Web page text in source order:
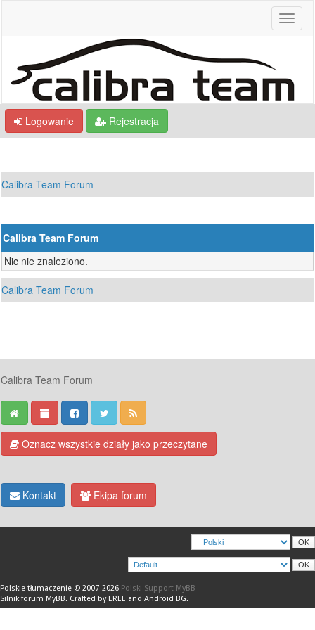
Logowanie Rejestracja
Calibra Team Forum
Calibra Team Forum
Nic nie znaleziono.
Calibra Team Forum
Calibra Team Forum
Oznacz wszystkie działy jako przeczytane
Kontakt Ekipa forum
Polskie tłumaczenie © 2007-2026 Polski Support MyBB
Silnik forum MyBB. Crafted by EREE and Android BG.